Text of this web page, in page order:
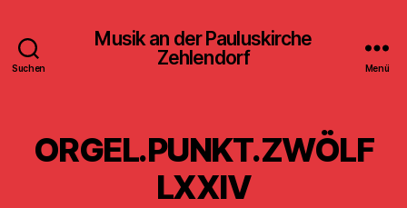
Suchen
Musik an der Pauluskirche
Zehlendorf
Menü
ORGEL.PUNKT.ZWÖLF
LXXIV